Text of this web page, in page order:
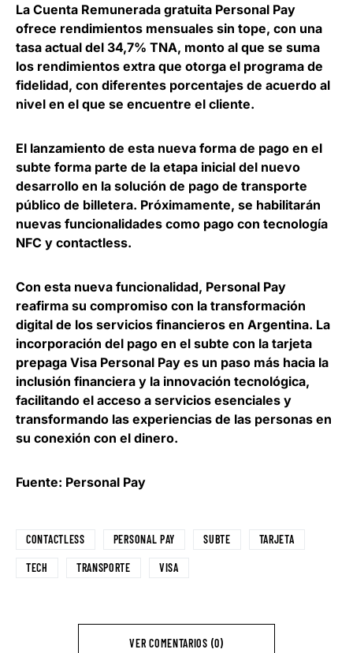
La Cuenta Remunerada gratuita Personal Pay
ofrece rendimientos mensuales sin tope, con una
tasa actual del 34,7% TNA, monto al que se suma
los rendimientos extra que otorga el programa de
fidelidad, con diferentes porcentajes de acuerdo al
nivel en el que se encuentre el cliente.
El lanzamiento de esta nueva forma de pago en el
subte forma parte de la etapa inicial del nuevo
desarrollo en la solución de pago de transporte
público de billetera. Próximamente, se habilitarán
nuevas funcionalidades como pago con tecnología
NFC y contactless.
Con esta nueva funcionalidad, Personal Pay
reafirma su compromiso con la transformación
digital de los servicios financieros en Argentina. La
incorporación del pago en el subte con la tarjeta
prepaga Visa Personal Pay es un paso más hacia la
inclusión financiera y la innovación tecnológica,
facilitando el acceso a servicios esenciales y
transformando las experiencias de las personas en
su conexión con el dinero.
Fuente: Personal Pay
CONTACTLESS PERSONAL PAY SUBTE TARJETA
TECH TRANSPORTE VISA
VER COMENTARIOS (0)